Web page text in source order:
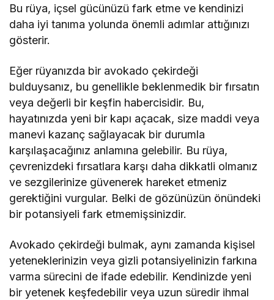
Bu rüya, içsel gücünüzü fark etme ve kendinizi
daha iyi tanıma yolunda önemli adımlar attığınızı
gösterir.
Eğer rüyanızda bir avokado çekirdeği
bulduysanız, bu genellikle beklenmedik bir fırsatın
veya değerli bir keşfin habercisidir. Bu,
hayatınızda yeni bir kapı açacak, size maddi veya
manevi kazanç sağlayacak bir durumla
karşılaşacağınız anlamına gelebilir. Bu rüya,
çevrenizdeki fırsatlara karşı daha dikkatli olmanız
ve sezgilerinize güvenerek hareket etmeniz
gerektiğini vurgular. Belki de gözünüzün önündeki
bir potansiyeli fark etmemişsinizdir.
Avokado çekirdeği bulmak, aynı zamanda kişisel
yeteneklerinizin veya gizli potansiyelinizin farkına
varma sürecini de ifade edebilir. Kendinizde yeni
bir yetenek keşfedebilir veya uzun süredir ihmal